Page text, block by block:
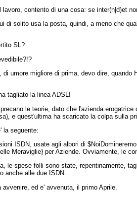
contento di una cosa: se inter(n|d)et
di solito usa la posta, quindi, a meno che
SL?
di umore migliore di prima, devo dire,
tagliato la linea ADSL!
le teorie, dato che l'azienda
e quest'ultima ha scaricato la colpa sulla
la seguente:
ISDN, usate agli albori di
Meraviglie} per Aziende. Ovviamente, le
le spese folli sono state, repentinamente,
anche alle due ISDN.
ed e' avvenuta, il primo Aprile.